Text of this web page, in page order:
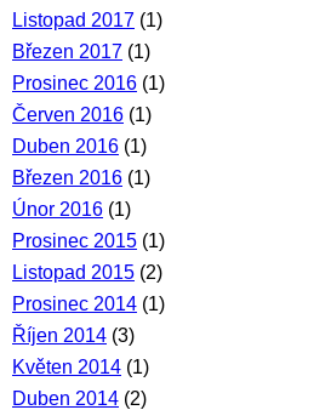
Listopad 2017 (1)
Březen 2017 (1)
Prosinec 2016 (1)
Červen 2016 (1)
Duben 2016 (1)
Březen 2016 (1)
Únor 2016 (1)
Prosinec 2015 (1)
Listopad 2015 (2)
Prosinec 2014 (1)
Říjen 2014 (3)
Květen 2014 (1)
Duben 2014 (2)